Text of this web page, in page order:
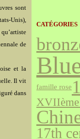
sont
Unis),
de
et la
Il vit
dans
CATÉGORIES
famille rose
XVIIème
17th